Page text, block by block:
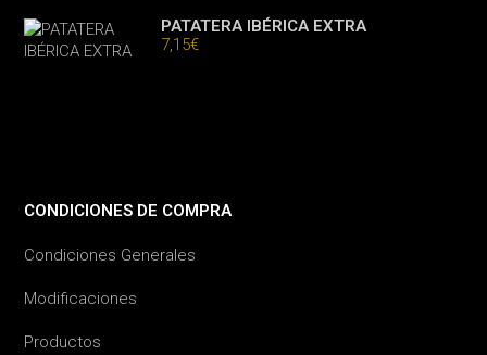
PATATERA IBÉRICA EXTRA
7,15€
CONDICIONES DE COMPRA
Condiciones Generales
Modificaciones
Productos